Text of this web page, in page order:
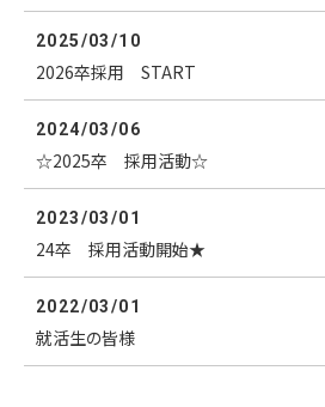
2025/03/10
2026卒採用 START
2024/03/06
☆2025卒 採用活動☆
2023/03/01
24卒 採用活動開始★
2022/03/01
就活生の皆様